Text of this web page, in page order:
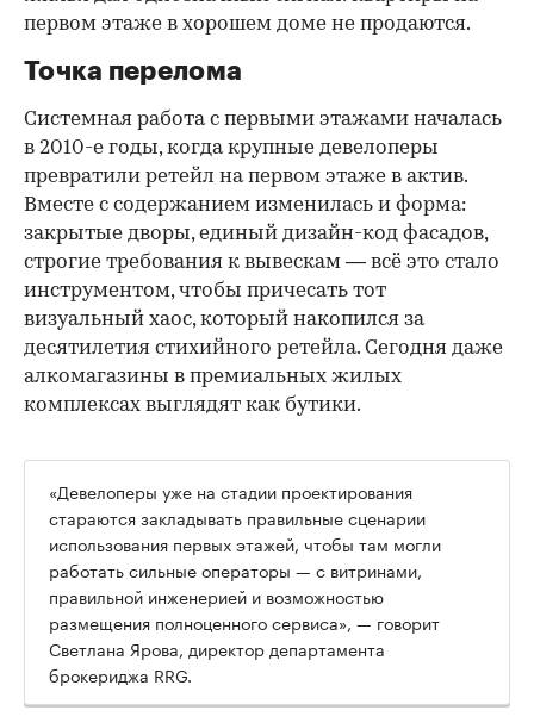
первом этаже в хорошем доме не продаются.
Точка перелома
Системная работа с первыми этажами началась
в 2010-е годы, когда крупные девелоперы
превратили ретейл на первом этаже в актив.
Вместе с содержанием изменилась и форма:
закрытые дворы, единый дизайн-код фасадов,
строгие требования к вывескам — всё это стало
инструментом, чтобы причесать тот
визуальный хаос, который накопился за
десятилетия стихийного ретейла. Сегодня даже
алкомагазины в премиальных жилых
комплексах выглядят как бутики.
00:00
«Девелоперы уже на стадии проектирования
стараются закладывать правильные сценарии
использования первых этажей, чтобы там могли
работать сильные операторы — с витринами,
правильной инженерией и возможностью
размещения полноценного сервиса», — говорит
Светлана Ярова, директор департамента
брокериджа RRG.